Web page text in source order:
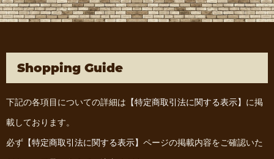
Shopping Guide
下記の各項目についての詳細は 【特定商取引法に関する表示】 に掲
載しております。
必ず 【特定商取引法に関する表示】 ページの掲載内容をご確認いた